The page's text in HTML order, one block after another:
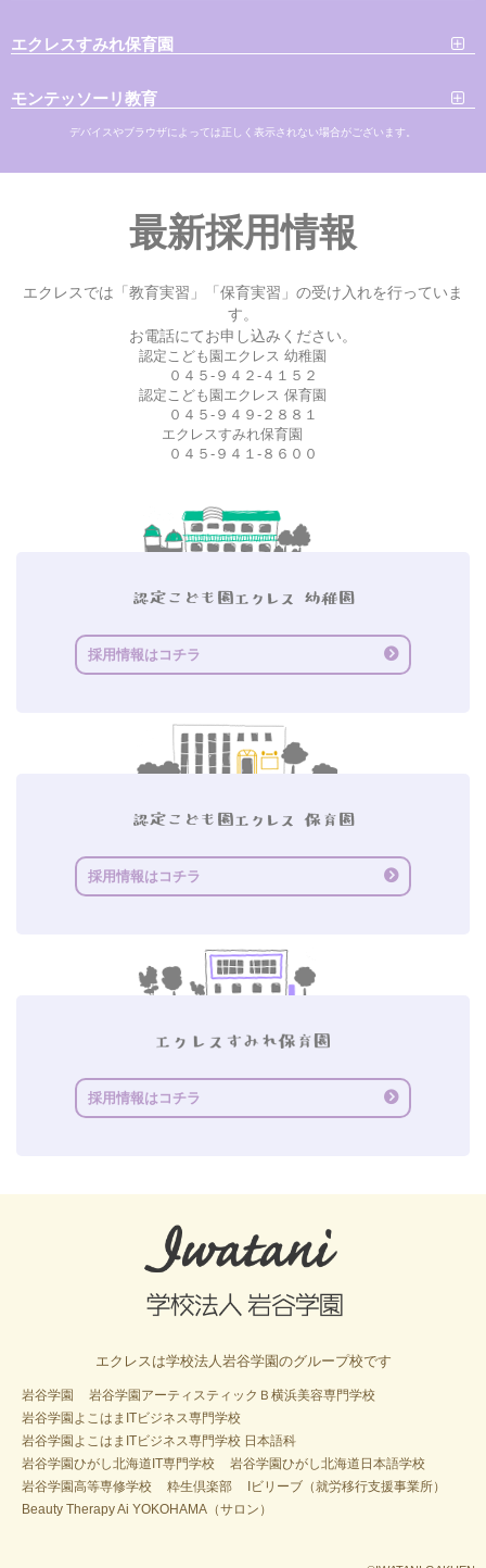
エクレスすみれ保育園
モンテッソーリ教育
デバイスやブラウザによっては正しく表示されない場合がございます。
最新採用情報
エクレスでは「教育実習」「保育実習」の受け入れを行っていま
す。
お電話にてお申し込みください。
認定こども園エクレス 幼稚園
０４５-９４２-４１５２
認定こども園エクレス 保育園
０４５-９４９-２８８１
エクレスすみれ保育園
０４５-９４１-８６００
採用情報はコチラ
採用情報はコチラ
採用情報はコチラ
エクレスは学校法人岩谷学園のグループ校です
岩谷学園
岩谷学園アーティスティックＢ横浜美容専門学校
岩谷学園よこはまITビジネス専門学校
岩谷学園よこはまITビジネス専門学校 日本語科
岩谷学園ひがし北海道IT専門学校
岩谷学園ひがし北海道日本語学校
岩谷学園高等専修学校
粋生倶楽部
Iビリーブ（就労移行支援事業所）
Beauty Therapy Ai YOKOHAMA（サロン）